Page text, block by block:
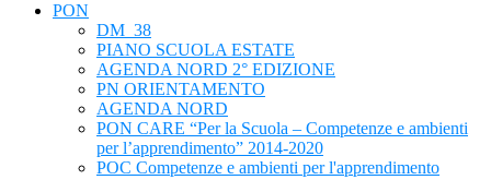
PON
DM_38
PIANO SCUOLA ESTATE
AGENDA NORD 2° EDIZIONE
PN ORIENTAMENTO
AGENDA NORD
PON CARE “Per la Scuola – Competenze e ambienti
per l’apprendimento” 2014-2020
POC Competenze e ambienti per l'apprendimento